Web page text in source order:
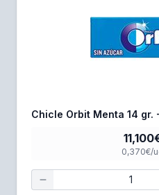
Chicle Orbit Menta 14
0,370€/